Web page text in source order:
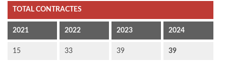
TOTAL CONTRACTES
2021 2022 2023 2024
15 33 39 39